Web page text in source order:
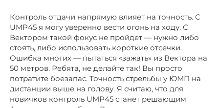
Контроль отдачи напрямую влияет на точность. С
UMP45 я могу уверенно вести огонь на ходу. С
Вектором такой фокус не пройдет — нужно либо
стоять, либо использовать короткие отсечки.
Ошибка многих — пытаться «зажать» из Вектора на
50 метров. Ребята, не делайте так! Вы просто
потратите боезапас. Точность стрельбы у ЮМП на
дистанции выше на голову. Я считаю, что для
новичков контроль UMP45 станет решающим